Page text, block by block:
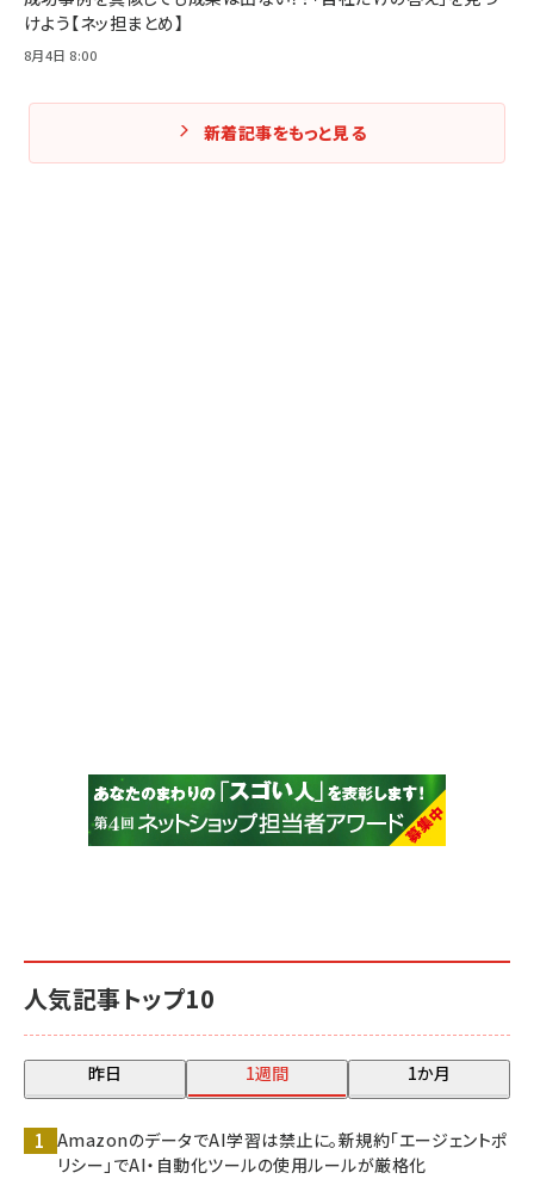
人気記事トップ10
昨日 1週間 1か月
AmazonのデータでAI学習は禁止に。新規約「エージェントポ
リシー」でAI・自動化ツールの使用ルールが厳格化
けよう【ネッ担まとめ】
8月4日 8:00
新着記事をもっと見る